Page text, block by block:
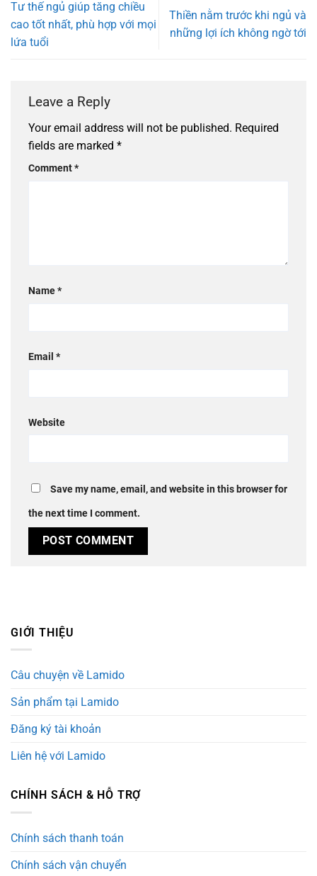
Tư thế ngủ giúp tăng chiều
cao tốt nhất, phù hợp với mọi
lứa tuổi
Thiền nằm trước khi ngủ và
những lợi ích không ngờ tới
Leave a Reply
Your email address will not be published. Required
fields are marked *
Comment*
Name*
Email *
Website
Save my name, email, and website in this browser for
the next time I comment.
GIỚI THIỆU
Câu chuyện về Lamido
Sản phẩm tại Lamido
Đăng ký tài khoản
Liên hệ với Lamido
CHÍNH SÁCH & HỖ TRỢ
Chính sách thanh toán
Chính sách vận chuyển